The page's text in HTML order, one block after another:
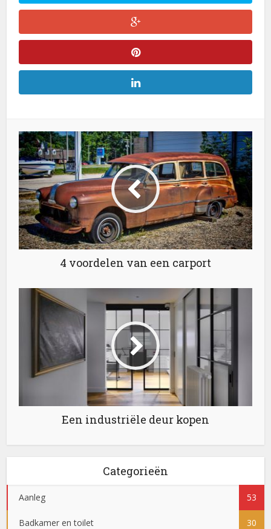
4 voordelen van een carport
Een industriële deur kopen
Categorieën
Aanleg 53
Badkamer en toilet 30